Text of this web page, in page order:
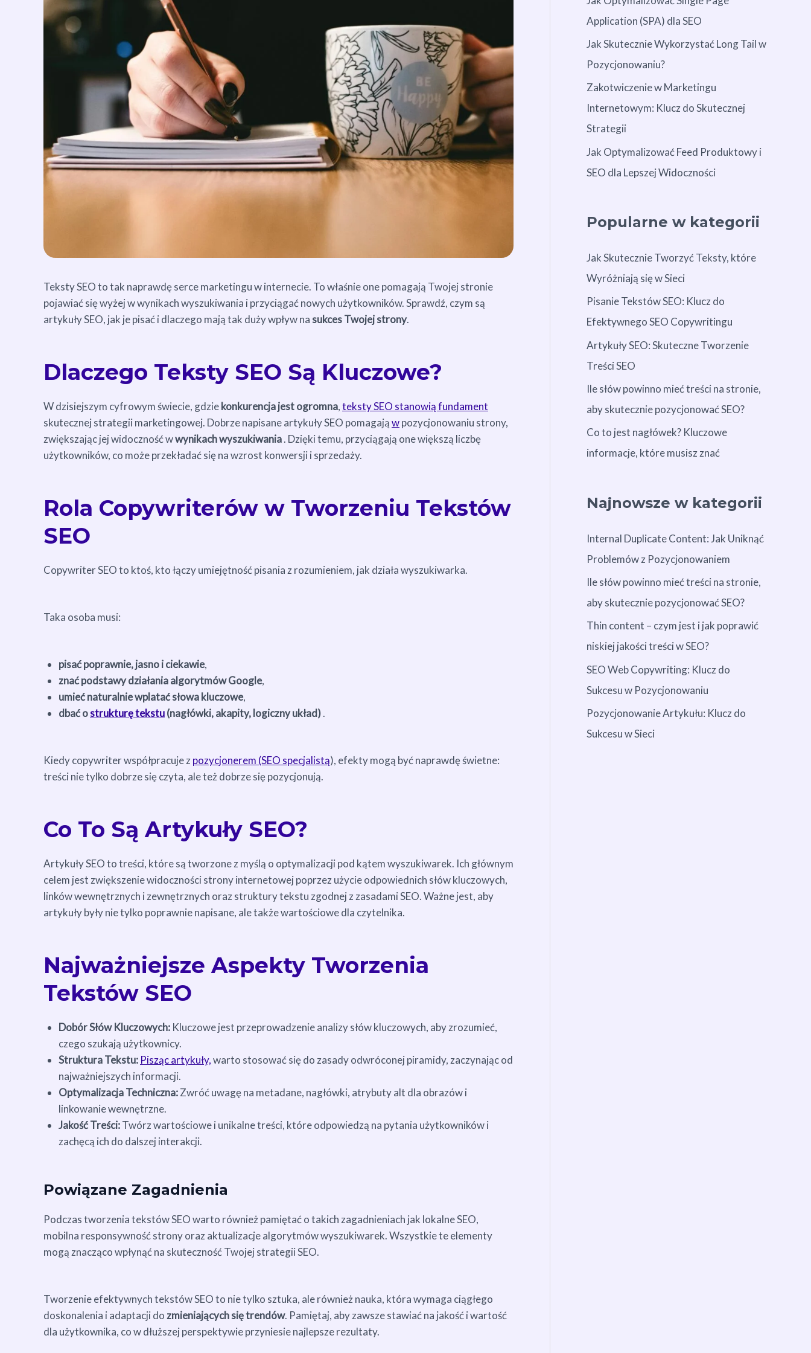
Teksty SEO to tak naprawdę serce marketingu w internecie. To właśnie one pomagają Twojej stronie
pojawiać się wyżej w wynikach wyszukiwania i przyciągać nowych użytkowników. Sprawdź, czym są
artykuły SEO, jak je pisać i dlaczego mają tak duży wpływ na sukces Twojej strony.
Dlaczego Teksty SEO Są Kluczowe?
W dzisiejszym cyfrowym świecie, gdziekonkurencja jest ogromna,teksty SEO stanowią fundament
skutecznej strategii marketingowej. Dobrze napisane artykuły SEO pomagająwpozycjonowaniu strony,
zwiększając jej widoczność wwynikach wyszukiwania. Dzięki temu, przyciągają one większą liczbę
użytkowników, co może przekładać się na wzrost konwersji i sprzedaży.
Rola Copywriterów w Tworzeniu Tekstów
SEO
Copywriter SEO to ktoś, kto łączy umiejętność pisania z rozumieniem, jak działa wyszukiwarka.
Taka osoba musi:
pisać poprawnie, jasno i ciekawie,
znać podstawy działania algorytmów Google,
umieć naturalnie wplatać słowa kluczowe,
dbać ostrukturę tekstu(nagłówki, akapity, logiczny układ).
Kiedy copywriter współpracuje zpozycjonerem (SEO specjalistą), efekty mogą być naprawdę świetne:
treści nie tylko dobrze się czyta, ale też dobrze się pozycjonują.
Co To Są Artykuły SEO?
Artykuły SEO to treści, które są tworzone z myślą o optymalizacji pod kątem wyszukiwarek. Ich głównym
celem jest zwiększenie widoczności strony internetowej poprzez użycie odpowiednich słów kluczowych,
linków wewnętrznych i zewnętrznych oraz struktury tekstu zgodnej z zasadami SEO. Ważne jest, aby
artykuły były nie tylko poprawnie napisane, ale także wartościowe dla czytelnika.
Najważniejsze Aspekty Tworzenia
Tekstów SEO
Dobór Słów Kluczowych: Kluczowe jest przeprowadzenie analizy słów kluczowych, aby zrozumieć,
czego szukają użytkownicy.
Struktura Tekstu: Pisząc artykuły,warto stosować się do zasady odwróconej piramidy, zaczynając od
najważniejszych informacji.
Optymalizacja Techniczna:Zwróć uwagę na metadane, nagłówki, atrybuty alt dla obrazów i
linkowanie wewnętrzne.
Jakość Treści:Twórz wartościowe i unikalne treści, które odpowiedzą na pytania użytkowników i
zachęcą ich do dalszej interakcji.
Powiązane Zagadnienia
Podczas tworzenia tekstów SEO warto również pamiętać o takich zagadnieniach jak lokalne SEO,
mobilna responsywność strony oraz aktualizacje algorytmów wyszukiwarek. Wszystkie te elementy
mogą znacząco wpłynąć na skuteczność Twojej strategii SEO.
Tworzenie efektywnych tekstów SEO to nie tylko sztuka, ale również nauka, która wymaga ciągłego
doskonalenia i adaptacji do zmieniających się trendów. Pamiętaj, aby zawsze stawiać na jakość i wartość
dla użytkownika, co w dłuższej perspektywie przyniesie najlepsze rezultaty.
Application (SPA) dla SEO
Jak Skutecznie Wykorzystać Long Tail w
Pozycjonowaniu?
Zakotwiczenie w Marketingu
Internetowym: Klucz do Skutecznej
Strategii
Jak Optymalizować Feed Produktowy i
SEO dla Lepszej Widoczności
Popularne w kategorii
Jak Skutecznie Tworzyć Teksty, które
Wyróżniają się w Sieci
Pisanie Tekstów SEO: Klucz do
Efektywnego SEO Copywritingu
Artykuły SEO: Skuteczne Tworzenie
Treści SEO
Ile słów powinno mieć treści na stronie,
aby skutecznie pozycjonować SEO?
Co to jest nagłówek? Kluczowe
informacje, które musisz znać
Najnowsze w kategorii
Internal Duplicate Content: Jak Uniknąć
Problemów z Pozycjonowaniem
Ile słów powinno mieć treści na stronie,
aby skutecznie pozycjonować SEO?
Thin content – czym jest i jak poprawić
niskiej jakości treści w SEO?
SEO Web Copywriting: Klucz do
Sukcesu w Pozycjonowaniu
Pozycjonowanie Artykułu: Klucz do
Sukcesu w Sieci